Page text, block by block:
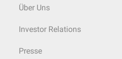
Über Uns
Investor Relations
Presse